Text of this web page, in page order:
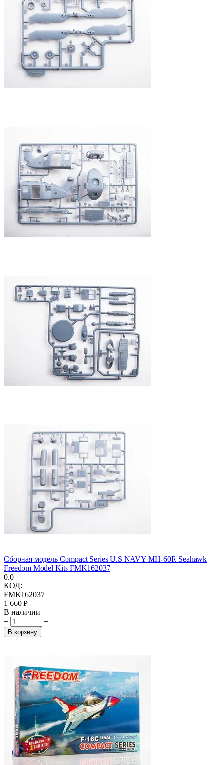
Сборная модель Compact Series U.S NAVY MH-60R Seahawk
Freedom Model Kits FMK162037
0.0
КОД:
FMK162037
1 660 Р
В наличии
+
−
В корзину